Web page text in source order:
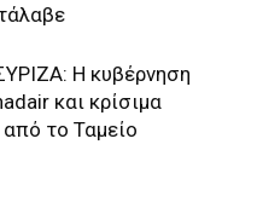
Η κυβέρνηση
και κρίσιμα
το Ταμείο